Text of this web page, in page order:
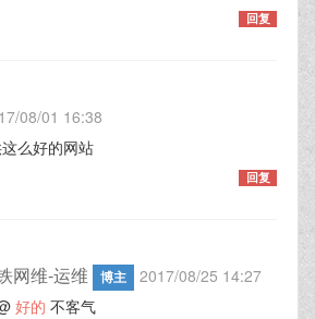
回复
08/01 16:38
么好的网站
回复
网维-运维 博主
2017/08/25 14:27
好的 不客气